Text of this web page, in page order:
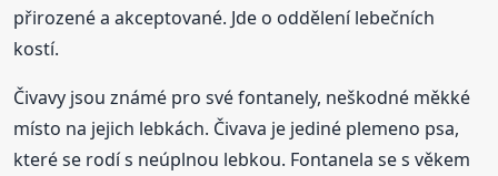
přirozené a akceptované. Jde o oddělení lebečních
kostí.
Čivavy jsou známé pro své fontanely, neškodné měkké
místo na jejich lebkách. Čivava je jediné plemeno psa,
které se rodí s neúplnou lebkou. Fontanela se s věkem